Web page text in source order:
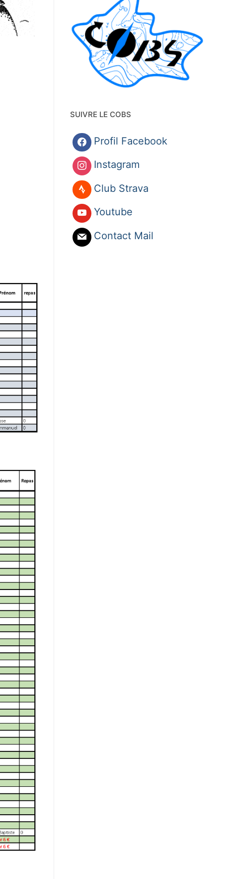
SUIVRE LE COBS
Profil Facebook
Instagram
Club Strava
Youtube
Contact Mail